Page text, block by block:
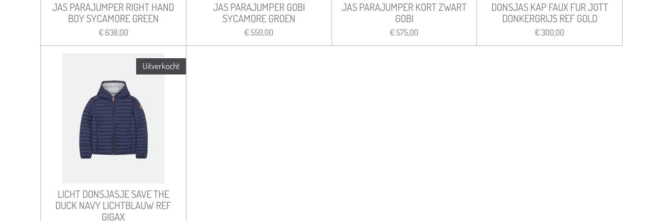
JAS PARAJUMPER RIGHT HAND
BOY SYCAMORE GREEN
€ 638,00
JAS PARAJUMPER GOBI
SYCAMORE GROEN
€ 550,00
JAS PARAJUMPER KORT ZWART
GOBI
€ 575,00
DONSJAS KAP FAUX FUR JOTT
DONKERGRIJS REF GOLD
€ 300,00
Uitverkocht
LICHT DONSJASJE SAVE THE
DUCK NAVY LICHTBLAUW REF
GIGAX